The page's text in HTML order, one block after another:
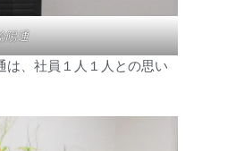
陽通
は、社員１人１人との思い